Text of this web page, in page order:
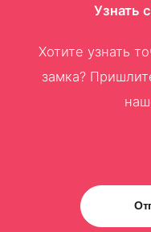
Узнать
Хотите узнать
замка?